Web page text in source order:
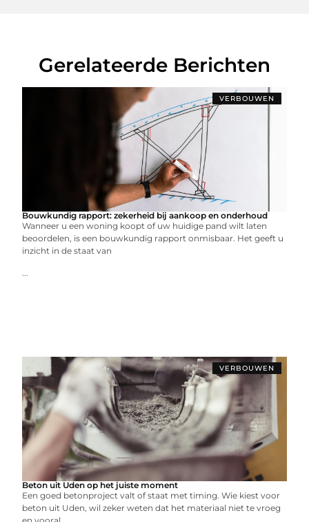
Gerelateerde Berichten
VERBOUWEN
Bouwkundig rapport: zekerheid bij aankoop en onderhoud
Wanneer u een woning koopt of uw huidige pand wilt laten
beoordelen, is een bouwkundig rapport onmisbaar. Het geeft u
inzicht in de staat van
...
VERBOUWEN
Beton uit Uden op het juiste moment
Een goed betonproject valt of staat met timing. Wie kiest voor
beton uit Uden, wil zeker weten dat het materiaal niet te vroeg